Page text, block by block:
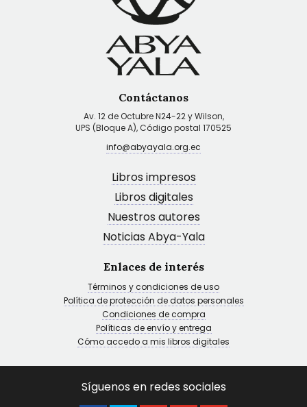
Contáctanos
Av. 12 de Octubre N24-22 y Wilson,
UPS (Bloque A), Código postal 170525
info@abyayala.org.ec
Libros impresos
Libros digitales
Nuestros autores
Noticias Abya-Yala
Enlaces de interés
Términos y condiciones de uso
Política de protección de datos personales
Condiciones de compra
Políticas de envío y entrega
Cómo accedo a mis libros digitales
Síguenos en redes sociales